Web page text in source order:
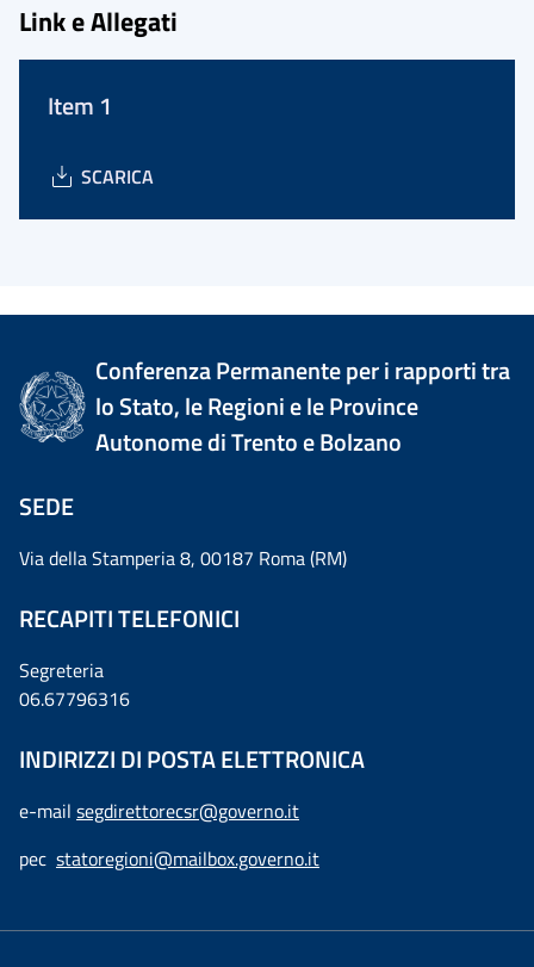
Link e Allegati
Item 1
SCARICA
Conferenza Permanente per i rapporti tra
lo Stato, le Regioni e le Province
Autonome di Trento e Bolzano
SEDE
Via della Stamperia 8, 00187 Roma (RM)
RECAPITI TELEFONICI
Segreteria
06.67796316
INDIRIZZI DI POSTA ELETTRONICA
e-mail segdirettorecsr@governo.it
pec statoregioni@mailbox.governo.it